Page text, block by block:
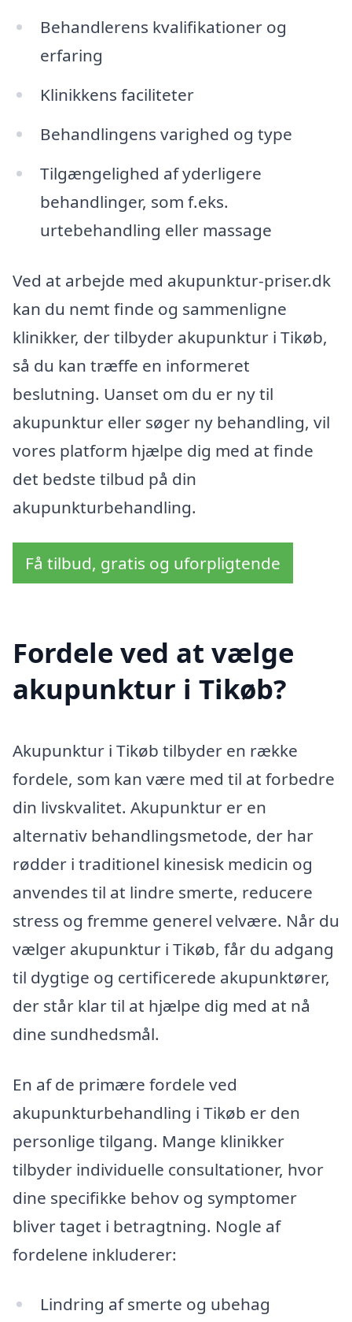
Behandlerens kvalifikationer og
erfaring
Klinikkens faciliteter
Behandlingens varighed og type
Tilgængelighed af yderligere
behandlinger, som f.eks.
urtebehandling eller massage
Ved at arbejde med akupunktur-priser.dk
kan du nemt finde og sammenligne
klinikker, der tilbyder akupunktur i Tikøb,
så du kan træffe en informeret
beslutning. Uanset om du er ny til
akupunktur eller søger ny behandling, vil
vores platform hjælpe dig med at finde
det bedste tilbud på din
akupunkturbehandling.
Få tilbud, gratis og uforpligtende
Fordele ved at vælge
akupunktur i Tikøb?
Akupunktur i Tikøb tilbyder en række
fordele, som kan være med til at forbedre
din livskvalitet. Akupunktur er en
alternativ behandlingsmetode, der har
rødder i traditionel kinesisk medicin og
anvendes til at lindre smerte, reducere
stress og fremme generel velvære. Når du
vælger akupunktur i Tikøb, får du adgang
til dygtige og certificerede akupunktører,
der står klar til at hjælpe dig med at nå
dine sundhedsmål.
En af de primære fordele ved
akupunkturbehandling i Tikøb er den
personlige tilgang. Mange klinikker
tilbyder individuelle consultationer, hvor
dine specifikke behov og symptomer
bliver taget i betragtning. Nogle af
fordelene inkluderer:
Lindring af smerte og ubehag